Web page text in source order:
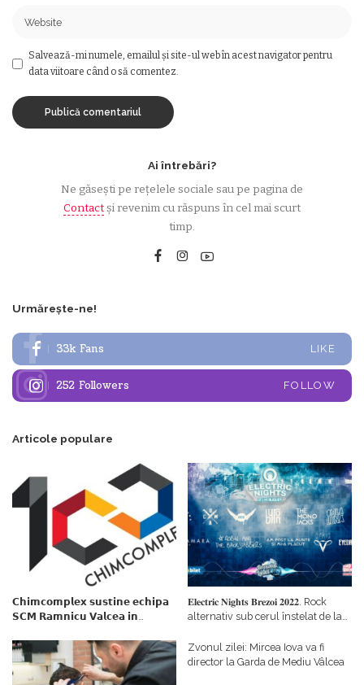
Salvează-mi numele, emailul și site-ul web în acest navigator pentru
data viitoare când o să comentez.
Ai întrebări?
Ne găsești pe rețelele sociale sau pe pagina de
Contactși revenim cu răspuns în cel mai scurt
timp.
Urmărește-ne!
33k Fans LIKE
252 Followers FOLLOW
Articole populare
𝗖𝗵𝗶𝗺𝗰𝗼𝗺𝗽𝗹𝗲𝘅 𝘀𝘂𝘀𝘁𝗶𝗻𝗲 𝗲𝗰𝗵𝗶𝗽𝗮
𝗦𝗖𝗠 𝗥𝗮𝗺𝗻𝗶𝗰𝘂 𝗩𝗮𝗹𝗰𝗲𝗮 𝗶𝗻
𝗳𝗶𝗻𝗮𝗻𝘁𝗮𝘁𝗼𝗿
𝐄𝐥𝐞𝐜𝐭𝐫𝐢𝐜 𝐍𝐢𝐠𝐡𝐭𝐬 𝐁𝐫𝐞𝐳𝐨𝐢 𝟐𝟎𝟐𝟐. Rock
alternativ sub cerul înstelat de la
Zvonul zilei: Mircea Iova va fi
director la Garda de Mediu Vâlcea